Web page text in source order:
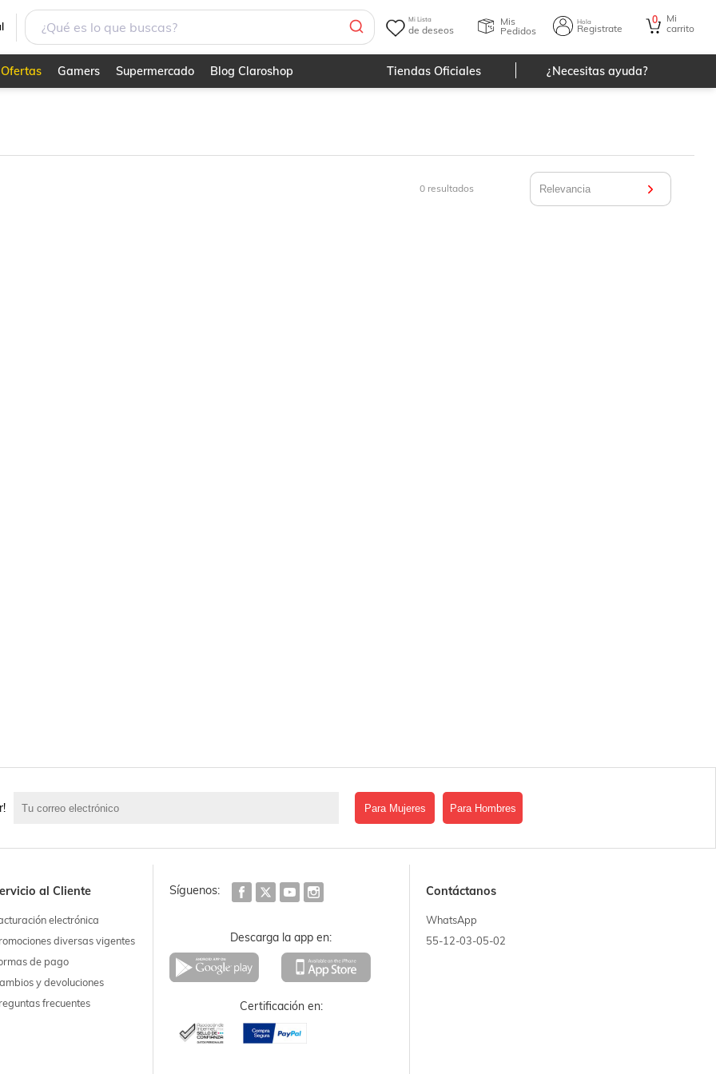
Mi Lista
de deseos
Mis
Pedidos
Hola
Registrate
0
Mi
carrito
Ofertas Gamers Supermercado Blog Claroshop Tiendas Oficiales ¿Necesitas ayuda?
0resultados
Para Mujeres Para Hombres
al Cliente
electrónica
diversas vigentes
de pago
y devoluciones
frecuentes
Síguenos:
Descarga la app en:
Certificación en:
Contáctanos
WhatsApp
55-12-03-05-02